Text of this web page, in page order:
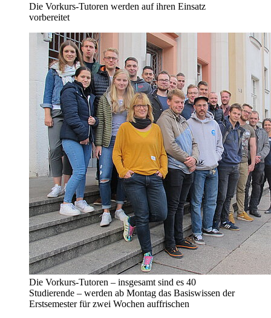
Die Vorkurs-Tutoren werden auf ihren Einsatz
vorbereitet
Die Vorkurs-Tutoren – insgesamt sind es 40
Studierende – werden ab Montag das Basiswissen der
Erstsemester für zwei Wochen auffrischen